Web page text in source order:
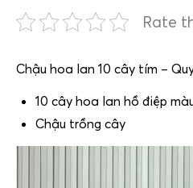
Rate
Chậu hoa lan 10 cây tím –
10 cây hoa lan hồ điệp
Chậu trồng cây